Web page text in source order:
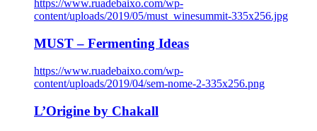
https://www.ruadebaixo.com/wp-
content/uploads/2019/05/must_winesummit-335x256.jpg
MUST – Fermenting Ideas
https://www.ruadebaixo.com/wp-
content/uploads/2019/04/sem-nome-2-335x256.png
L’Origine by Chakall